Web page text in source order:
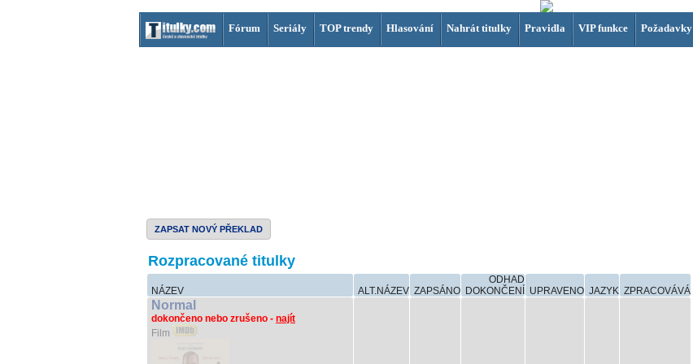
Fórum Seriály TOP trendy Hlasování Nahrát titulky Pravidla VIP funkce Požadavky
ZAPSAT NOVÝ PŘEKLAD
Rozpracované titulky
NÁZEV ALT.NÁZEV ZAPSÁNO
ODHAD
DOKONČENÍ
UPRAVENO JAZYK ZPRACOVÁVÁ
Normal
dokončeno nebo zrušeno - najít
Film